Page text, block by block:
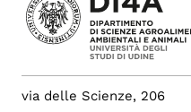
via delle Scienze, 206